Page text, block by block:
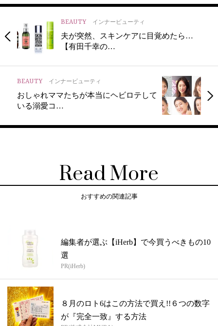
BEAUTY インナービューティ
夫が突然、スキンケアに目覚めたら…
【有田千幸の…
BEAUTY インナービューティ
おしゃれママたちが本当にヘビロテして
いる溺愛コ…
Read More
おすすめの関連記事
編集者が選ぶ【iHerb】で今買うべきもの10
選
PR(iHerb)
８月のロト6はこの方法で買え!!６つの数字
が『完全一致』する方法